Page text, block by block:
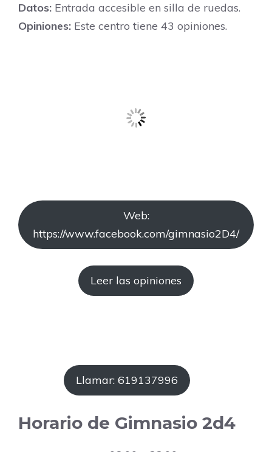
Datos: Entrada accesible en silla de ruedas.
Opiniones: Este centro tiene 43 opiniones.
Web:
https://www.facebook.com/gimnasio2D4/
Leer las opiniones
Llamar: 619137996
Horario de Gimnasio 2d4